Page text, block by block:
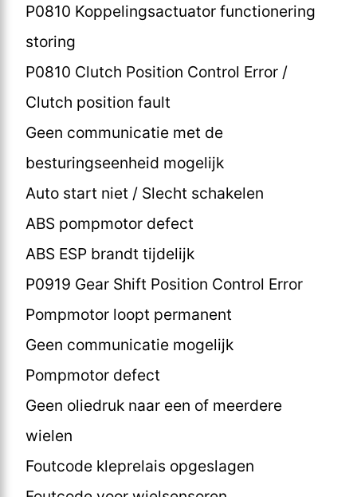
P0810 Koppelingsactuator functionering
storing
P0810 Clutch Position Control Error /
Clutch position fault
Geen communicatie met de
besturingseenheid mogelijk
Auto start niet / Slecht schakelen
ABS pompmotor defect
ABS ESP brandt tijdelijk
P0919 Gear Shift Position Control Error
Pompmotor loopt permanent
Geen communicatie mogelijk
Pompmotor defect
Geen oliedruk naar een of meerdere
wielen
Foutcode kleprelais opgeslagen